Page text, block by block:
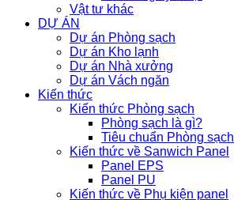
Vật tư khác
DỰ ÁN
Dự án Phòng sạch
Dự án Kho lạnh
Dự án Nhà xưởng
Dự án Vách ngăn
Kiến thức
Kiến thức Phòng sạch
Phòng sạch là gì?
Tiêu chuẩn Phòng sạch
Kiến thức về Sanwich Panel
Panel EPS
Panel PU
Kiến thức về Phụ kiện panel